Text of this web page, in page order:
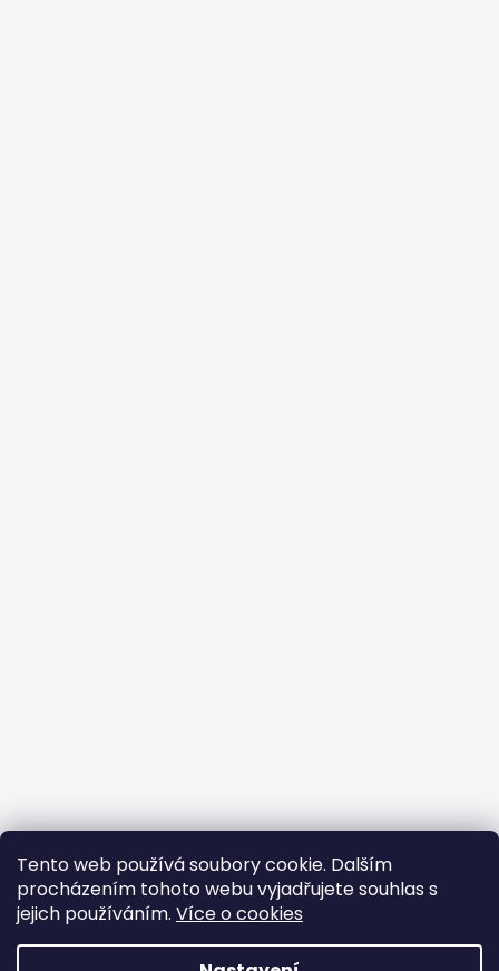
Tento web používá soubory cookie. Dalším
procházením tohoto webu vyjadřujete souhlas s
jejich používáním. Více o cookies
Vytvořil Shoptet